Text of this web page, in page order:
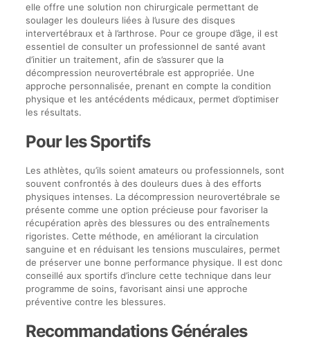
elle offre une solution non chirurgicale permettant de
soulager les douleurs liées à l’usure des disques
intervertébraux et à l’arthrose. Pour ce groupe d’âge, il est
essentiel de consulter un professionnel de santé avant
d’initier un traitement, afin de s’assurer que la
décompression neurovertébrale est appropriée. Une
approche personnalisée, prenant en compte la condition
physique et les antécédents médicaux, permet d’optimiser
les résultats.
Pour les Sportifs
Les athlètes, qu’ils soient amateurs ou professionnels, sont
souvent confrontés à des douleurs dues à des efforts
physiques intenses. La décompression neurovertébrale se
présente comme une option précieuse pour favoriser la
récupération après des blessures ou des entraînements
rigoristes. Cette méthode, en améliorant la circulation
sanguine et en réduisant les tensions musculaires, permet
de préserver une bonne performance physique. Il est donc
conseillé aux sportifs d’inclure cette technique dans leur
programme de soins, favorisant ainsi une approche
préventive contre les blessures.
Recommandations Générales